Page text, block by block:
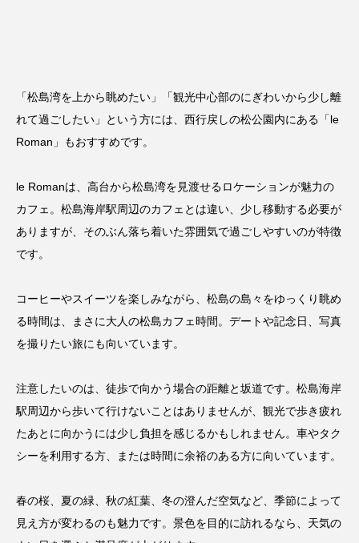
「松島湾を上から眺めたい」「観光中心部のにぎわいから少し離
れて過ごしたい」という方には、西行戻しの松公園内にある「le
Roman 」もおすすめです。
le Romanは、高台から松島湾を見渡せるロケーションが魅力の
カフェ。松島海岸駅周辺のカフェとは違い、少し移動する必要が
ありますが、そのぶん落ち着いた雰囲気で過ごしやすいのが特徴
です。
コーヒーやスイーツを楽しみながら、松島の島々をゆっくり眺め
る時間は、まさに大人の松島カフェ時間。デートや記念日、写真
を撮りたい旅にも向いています。
注意したいのは、徒歩で向かう場合の距離と坂道です。松島海岸
駅周辺から歩いて行けないことはありませんが、観光で歩き疲れ
たあとに向かうには少し負担を感じるかもしれません。車やタク
シーを利用する方、または時間に余裕のある方に向いています。
春の桜、夏の緑、秋の紅葉、冬の澄んだ空気など、季節によって
見え方が変わるのも魅力です。景色を目的に訪れるなら、天気の